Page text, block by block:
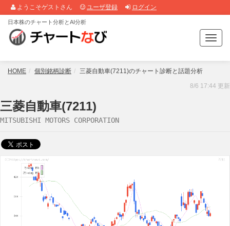
ようこそゲストさん ユーザ登録 ログイン
T
o
g
e
日本株のチャート分析とAI分析
HOME 個別銘柄診断 三菱自動車(7211)のチャート診断と話題分析
8/6 17:44 更新
三菱自動車(7211)
MITSUBISHI MOTORS CORPORATION